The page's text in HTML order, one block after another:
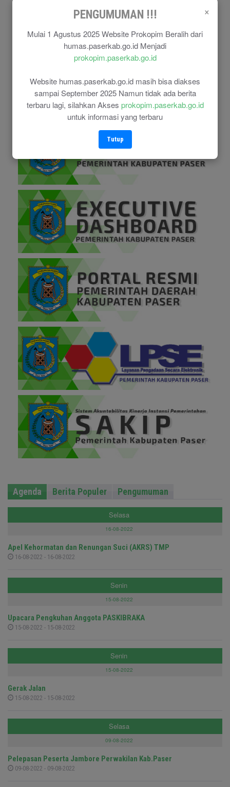
×
PENGUMUMAN !!!
Mulai 1 Agustus 2025 Website Prokopim Beralih dari
humas.paserkab.go.id Menjadi
prokopim.paserkab.go.id
Website humas.paserkab.go.id masih bisa diakses
sampai September 2025 Namun tidak ada berita
terbaru lagi, silahkan Akses prokopim.paserkab.go.id
untuk informasi yang terbaru
Tutup
Agenda Berita Populer Pengumuman
Selasa
16-08-2022
Apel Kehormatan dan Renungan Suci (AKRS) TMP
16-08-2022 - 16-08-2022
Senin
15-08-2022
Upacara Pengkuhan Anggota PASKIBRAKA
15-08-2022 - 15-08-2022
Senin
15-08-2022
Gerak Jalan
15-08-2022 - 15-08-2022
Selasa
09-08-2022
Pelepasan Peserta Jambore Perwakilan Kab.Paser
09-08-2022 - 09-08-2022